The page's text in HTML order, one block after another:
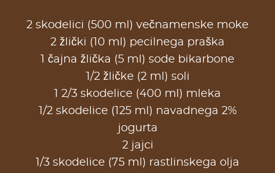
2 skodelici (500 ml) večnamenske moke
2 žlički (10 ml) pecilnega praška
1 čajna žlička (5 ml) sode bikarbone
1/2 žličke (2 ml) soli
1 2/3 skodelice (400 ml) mleka
1/2 skodelice (125 ml) navadnega 2%
jogurta
2 jajci
1/3 skodelice (75 ml) rastlinskega olja